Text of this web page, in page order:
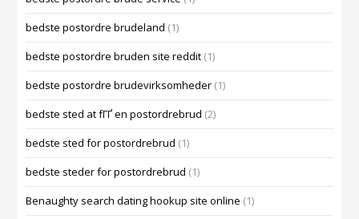
bedste postordre brudeland (1)
bedste postordre bruden site reddit (1)
bedste postordre brudevirksomheder (1)
bedste sted at fГҐ en postordrebrud (2)
bedste sted for postordrebrud (1)
bedste steder for postordrebrud (1)
Benaughty search dating hookup site online (1)